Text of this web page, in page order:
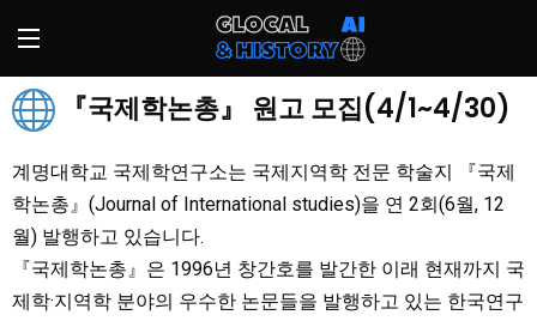
『국제학논총』 원고 모집(4/1~4/30)
계명대학교 국제학연구소는 국제지역학 전문 학술지 『국제
학논총』(Journal of International studies)을 연 2회(6월, 12
월) 발행하고 있습니다.
『국제학논총』은 1996년 창간호를 발간한 이래 현재까지 국
제학·지역학 분야의 우수한 논문들을 발행하고 있는 한국연구